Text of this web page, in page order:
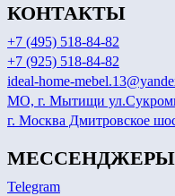
КОНТАКТЫ
+7 (495) 518-84-82
+7 (925) 518-84-82
ideal-home-
МО, г. Мытищи
г. Москва Дмитровское
МЕССЕНДЖЕРЫ
Telegram